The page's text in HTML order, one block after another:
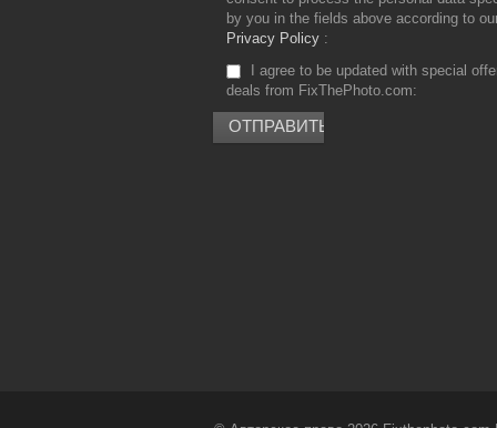
by you in the fields above according to
Privacy Policy
I agree to be updated with special
deals from FixThePhoto.com